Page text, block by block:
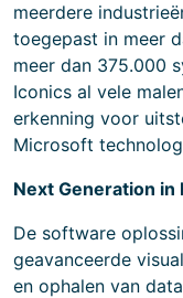
meerdere
toegepast in meer
meer dan 375.000
Iconics al vele
erkenning voor
Microsoft
Next Generation in
De software
geavanceerde
en ophalen van